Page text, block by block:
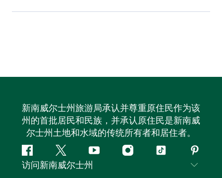
新南威尔士州旅游局承认并尊重原住民作为该
州的首批居民和民族，并承认原住民是新南威
尔士州土地和水域的传统所有者和居住者。
Facebook叽
叽
YouTubeInstagram
抖
访问新南威尔士州